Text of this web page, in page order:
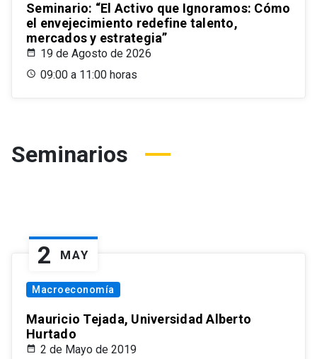
Seminario: “El Activo que Ignoramos: Cómo
el envejecimiento redefine talento,
mercados y estrategia”
19 de Agosto de 2026
09:00 a 11:00 horas
Seminarios
2 MAY
Macroeconomía
Mauricio Tejada, Universidad Alberto
Hurtado
2 de Mayo de 2019